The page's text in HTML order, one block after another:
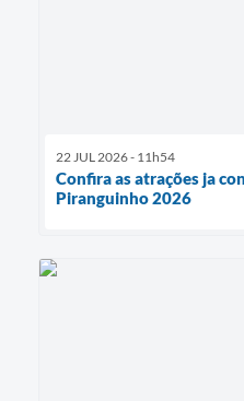
22 JUL 2026 - 11h54
Confira as atrações ja
Piranguinho 2026